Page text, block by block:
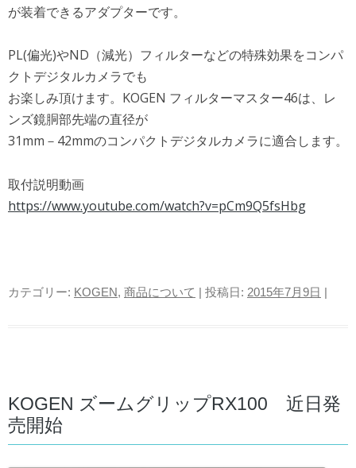
が装着できるアダプターです。
PL(偏光)やND（減光）フィルターなどの特殊効果をコンパ
クトデジタルカメラでも
お楽しみ頂けます。KOGEN フィルターマスター46は、レ
ンズ鏡胴部先端の直径が
31mm－42mmのコンパクトデジタルカメラに適合します。
取付説明動画
https://www.youtube.com/watch?v=pCm9Q5fsHbg
カテゴリー: KOGEN, 商品について | 投稿日: 2015年7月9日
KOGEN ズームグリップRX100 近日発
売開始